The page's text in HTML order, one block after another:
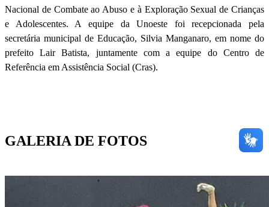
Nacional de Combate ao Abuso e à Exploração Sexual de Crianças
e Adolescentes. A equipe da Unoeste foi recepcionada pela
secretária municipal de Educação, Silvia Manganaro, em nome do
prefeito Lair Batista, juntamente com a equipe do Centro de
Referência em Assistência Social (Cras).
GALERIA DE FOTOS